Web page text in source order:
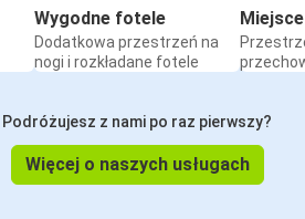
Wygodne fotele
Dodatkowa przestrzeń na
nogi i rozkładane fotele
Podróżujesz z nami po raz pierwszy?
Więcej o naszych usługach